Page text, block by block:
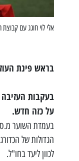
אלי לוי חוגג עם
בראש פינת
בעקבות
על כזה חדש.
בעמדת השוער
הגדולות של
לכוון ליעד בחו"ל.